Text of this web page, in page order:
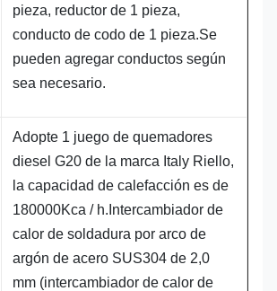
pieza, reductor de 1 pieza,
conducto de codo de 1 pieza.Se
pueden agregar conductos según
sea necesario.
Adopte 1 juego de quemadores
diesel G20 de la marca Italy Riello,
la capacidad de calefacción es de
180000Kca / h.Intercambiador de
calor de soldadura por arco de
argón de acero SUS304 de 2,0
mm (intercambiador de calor de